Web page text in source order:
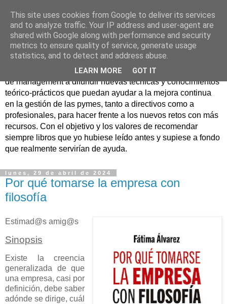
Nuevo Viernes - Nuevo
Libro
Nace con la misión de ayudar mediante la lectura de libros
de management a difundir nuevas técnicas y conocimientos
teórico-prácticos que puedan ayudar a la mejora continua
en la gestión de las pymes, tanto a directivos como a
profesionales, para hacer frente a los nuevos retos con más
recursos. Con el objetivo y los valores de recomendar
siempre libros que yo hubiese leído antes y supiese a fondo
que realmente servirían de ayuda.
lunes, 29 de abril de 2024
Por qué tomarse la empresa con
filosofía
Estimad@s amig@s
Sinopsis
Existe la creencia
generalizada de que
una empresa, casi por
definición, debe saber
adónde se dirige, cuál
This site uses cookies from Google to deliver its services
and to analyze traffic. Your IP address and user-agent are
shared with Google along with performance and security
metrics to ensure quality of service, generate usage
statistics, and to detect and address abuse.
LEARN MORE GOT IT